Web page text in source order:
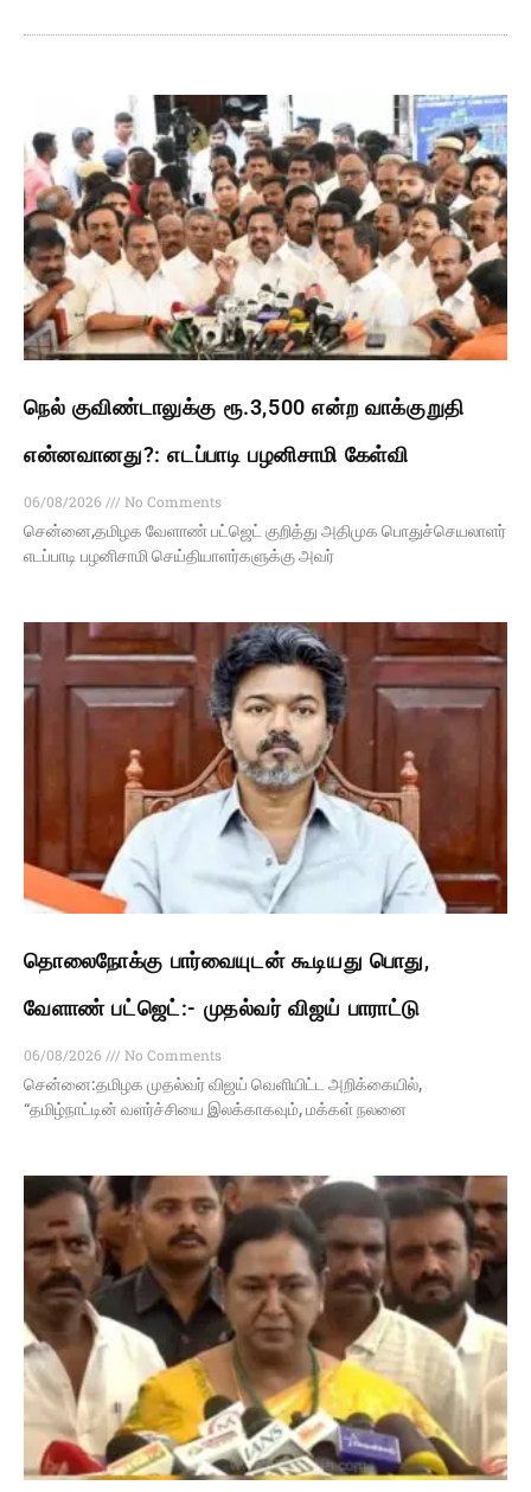
நெல் குவிண்டாலுக்கு ரூ.3,500 என்ற வாக்குறுதி
என்னவானது?: எடப்பாடி பழனிசாமி கேள்வி
06/08/2026
No Comments
சென்னை,தமிழக வேளாண் பட்ஜெட் குறித்து அதிமுக பொதுச்செயலாளர்
எடப்பாடி பழனிசாமி செய்தியாளர்களுக்கு அவர்
தொலைநோக்கு பார்வையுடன் கூடியது பொது,
வேளாண் பட்ஜெட்:- முதல்வர் விஜய் பாராட்டு
06/08/2026
No Comments
சென்னை:தமிழக முதல்வர் விஜய் வெளியிட்ட அறிக்கையில்,
“தமிழ்நாட்டின் வளர்ச்சியை இலக்காகவும், மக்கள் நலனை